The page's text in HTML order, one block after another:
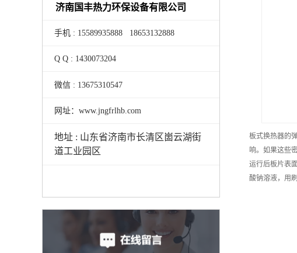
济南国丰热力环保设备有限公司
手机 : 15589935888 18653132888
Q Q : 1430073204
微信 : 13675310547
网址：www.jngfrlhb.com
地址 : 山东省济南市长清区崮云湖街
道工业园区
板式换热器的
响。如果这些
运行后板片表
酸钠溶液，用